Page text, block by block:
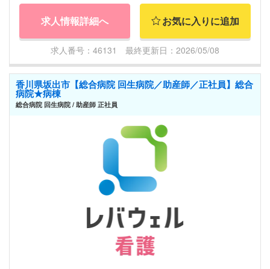
求人情報詳細へ お気に入りに追加
求人番号：46131 最終更新日：2026/05/08
香川県坂出市【総合病院 回生病院／助産師／正社員】総合
病院★病棟
総合病院 回生病院 / 助産師 正社員